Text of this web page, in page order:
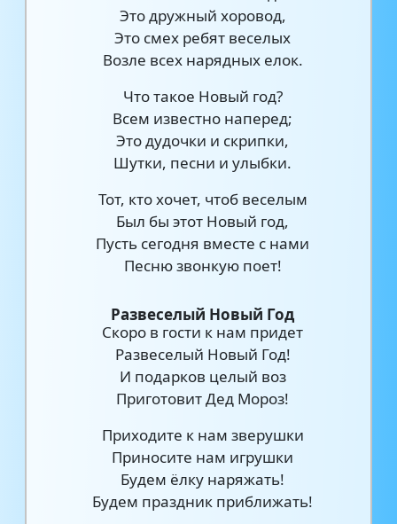
Это дружный хоровод,
Это смех ребят веселых
Возле всех нарядных елок.
Что такое Новый год?
Всем известно наперед;
Это дудочки и скрипки,
Шутки, песни и улыбки.
Тот, кто хочет, чтоб веселым
Был бы этот Новый год,
Пусть сегодня вместе с нами
Песню звонкую поет!
Развеселый Новый Год
Скоро в гости к нам придет
Развеселый Новый Год!
И подарков целый воз
Приготовит Дед Мороз!
Приходите к нам зверушки
Приносите нам игрушки
Будем ёлку наряжать!
Будем праздник приближать!